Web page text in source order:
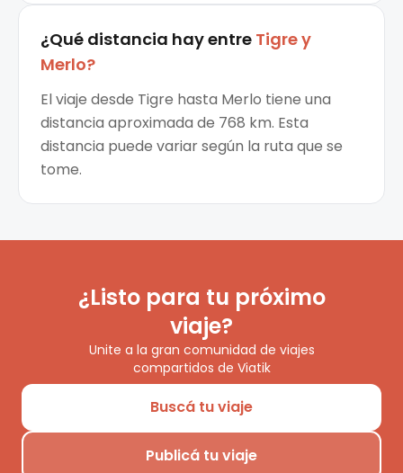
¿Qué distancia hay entre Tigrey
Merlo?
El viaje desde Tigre hasta Merlo tiene una
distancia aproximada de 768 km. Esta
distancia puede variar según la ruta que se
tome.
¿Listo para tu próximo
viaje?
Unite a la gran comunidad de viajes
compartidos de Viatik
Buscá tu viaje
Publicá tu viaje